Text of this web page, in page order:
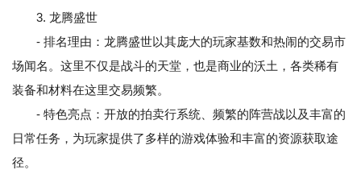
3. 龙腾盛世
- 排名理由：龙腾盛世以其庞大的玩家基数和热闹的交易市
场闻名。这里不仅是战斗的天堂，也是商业的沃土，各类稀有
装备和材料在这里交易频繁。
- 特色亮点：开放的拍卖行系统、频繁的阵营战以及丰富的
日常任务，为玩家提供了多样的游戏体验和丰富的资源获取途
径。